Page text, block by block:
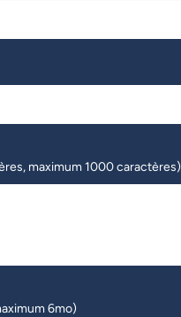
maximum 1000 caractères)
6mo)